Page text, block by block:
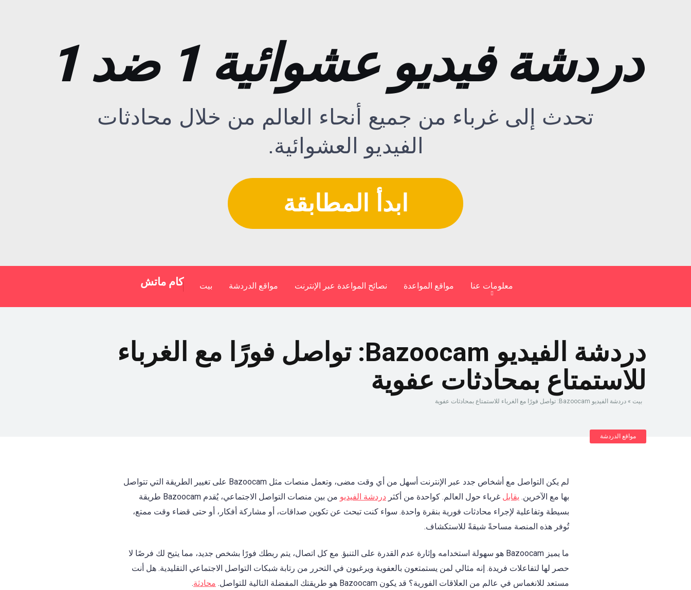
دردشة فيديو عشوائية 1 ضد 1
تحدث إلى غرباء من جميع أنحاء العالم من خلال محادثات
الفيديو العشوائية.
ابدأ المطابقة
كام ماتش بيت مواقع الدردشة نصائح المواعدة عبر الإنترنت مواقع المواعدة معلومات عنا
دردشة الفيديو Bazoocam: تواصل فورًا مع الغرباء
للاستمتاع بمحادثات عفوية
بيت » دردشة الفيديو Bazoocam: تواصل فورًا مع الغرباء للاستمتاع بمحادثات عفوية
مواقع الدردشة
لم يكن التواصل مع أشخاص جدد عبر الإنترنت أسهل من أي وقت مضى، وتعمل منصات مثل Bazoocam على تغيير الطريقة التي تتواصل
بها مع الآخرين. يقابل غرباء حول العالم. كواحدة من أكثر دردشة الفيديو
من بين منصات التواصل الاجتماعي، يُقدم Bazoocam طريقة
بسيطة وتفاعلية لإجراء محادثات فورية بنقرة واحدة. سواء كنت تبحث عن تكوين صداقات، أو مشاركة أفكار، أو حتى قضاء وقت ممتع،
تُوفر هذه المنصة مساحةً شيقةً للاستكشاف.
ما يميز Bazoocam هو سهولة استخدامه وإثارة عدم القدرة على التنبؤ. مع كل اتصال، يتم ربطك فورًا بشخص جديد، مما يتيح لك فرصًا لا
حصر لها لتفاعلات فريدة. إنه مثالي لمن يستمتعون بالعفوية ويرغبون في التحرر من رتابة شبكات التواصل الاجتماعي التقليدية. هل أنت
مستعد للانغماس في عالم من العلاقات الفورية؟ قد يكون Bazoocam هو طريقتك المفضلة التالية للتواصل.
محادثة.